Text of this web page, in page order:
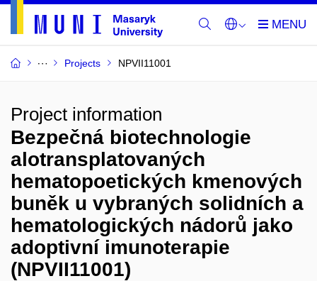
Projects NPVII11001
Project information
Bezpečná biotechnologie
alotransplatovaných
hematopoetických kmenových
buněk u vybraných solidních a
hematologických nádorů jako
adoptivní imunoterapie
(NPVII11001)